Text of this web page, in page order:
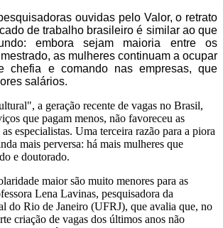
ouvidas pelo Valor, o retrato
de trabalho brasileiro é similar ao que
embora sejam maioria entre os
as mulheres continuam a ocupar
chefia e comando nas empresas, que
salários.
a geração recente de vagas no Brasil,
que pagam menos, não favoreceu as
especialistas. Uma terceira razão para a piora
mais perversa: há mais mulheres que
e doutorado.
maior são muito menores para as
Lena Lavinas, pesquisadora da
do Rio de Janeiro (UFRJ), que avalia que, no
criação de vagas dos últimos anos não